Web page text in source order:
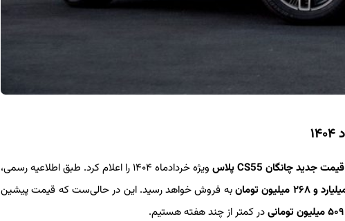
قیمت جدید چانگان CS55 پلاس
ویژه خردادماه ۱۴۰۴ را اعلام کرد. طبق اطلاعیه رسمی،
به فروش خواهد رسید. این در حالی‌ست که قیمت پیشین
در کمتر از چند هفته هستیم.